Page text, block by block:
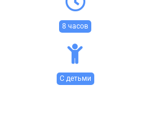
8 часов
С детьми